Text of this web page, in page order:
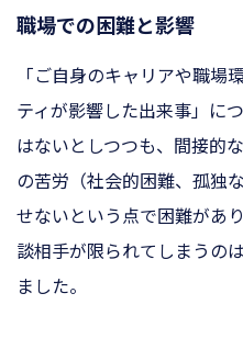
職場での困難と影響
「ご自身のキャリアや職場
ティが影響した出来事」に
はないとしつつも、間接的
の苦労（社会的困難、孤独
せないという点で困難があ
談相手が限られてしまうの
ました。